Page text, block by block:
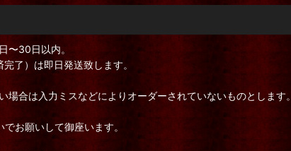
〜30日以内。
了）は即日発送致します。
合は入力ミスなどによりオーダーされていないものとします。
お願いして御座います。